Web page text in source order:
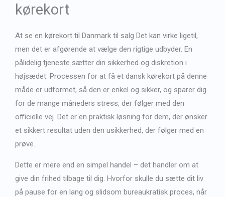
kørekort
At se en kørekort til Danmark til salg Det kan virke ligetil,
men det er afgørende at vælge den rigtige udbyder. En
pålidelig tjeneste sætter din sikkerhed og diskretion i
højsædet. Processen for at få et dansk kørekort på denne
måde er udformet, så den er enkel og sikker, og sparer dig
for de mange måneders stress, der følger med den
officielle vej. Det er en praktisk løsning for dem, der ønsker
et sikkert resultat uden den usikkerhed, der følger med en
prøve.
Dette er mere end en simpel handel – det handler om at
give din frihed tilbage til dig. Hvorfor skulle du sætte dit liv
på pause for en lang og slidsom bureaukratisk proces, når